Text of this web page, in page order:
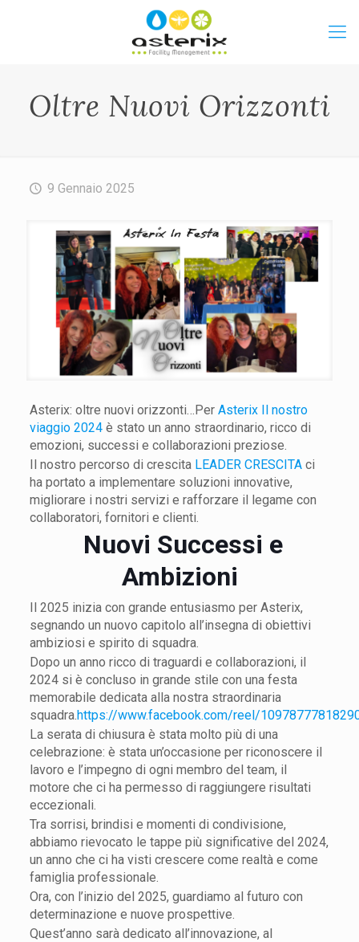
Oltre Nuovi Orizzonti
9 Gennaio 2025
Asterix: oltre nuovi orizzonti…Per Asterix Il nostro
viaggio 2024è stato un anno straordinario, ricco di
emozioni, successi e collaborazioni preziose.
Il nostro percorso di crescita LEADER CRESCITAci
ha portato a implementare soluzioni innovative,
migliorare i nostri servizi e rafforzare il legame con
collaboratori, fornitori e clienti.
Nuovi Successi e
Ambizioni
Il 2025 inizia con grande entusiasmo per Asterix,
segnando un nuovo capitolo all’insegna di obiettivi
ambiziosi e spirito di squadra.
Dopo un anno ricco di traguardi e collaborazioni, il
2024 si è concluso in grande stile con una festa
memorabile dedicata alla nostra straordinaria
squadra.https://www.facebook.com/reel/
La serata di chiusura è stata molto più di una
celebrazione: è stata un’occasione per riconoscere il
lavoro e l’impegno di ogni membro del team, il
motore che ci ha permesso di raggiungere risultati
eccezionali.
Tra sorrisi, brindisi e momenti di condivisione,
abbiamo rievocato le tappe più significative del 2024,
un anno che ci ha visti crescere come realtà e come
famiglia professionale.
Ora, con l’inizio del 2025, guardiamo al futuro con
determinazione e nuove prospettive.
Quest’anno sarà dedicato all’innovazione, al